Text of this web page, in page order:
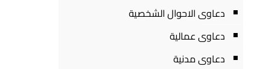
دعاوى الاحوال الشخصية
دعاوى عمالية
دعاوى مدنية